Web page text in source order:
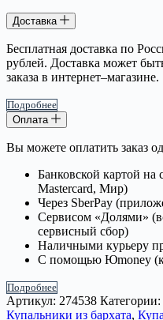
Доставка
Бесплатная доставка по
рублей. Доставка может
заказа в интернет–магазине.
Подробнее
Оплата
Вы можете оплатить заказ
Банковской картой на
Mastercard, Мир)
Через SberPay
Сервисом «Долями»
сервисный сбор)
Наличными курьеру
С помощью Юmoney
Подробнее
Артикул: 274538 Категории:
Купальники из бархата,